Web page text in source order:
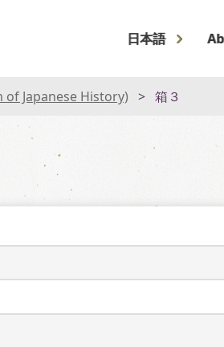
日本語
Japanese History) 箱３